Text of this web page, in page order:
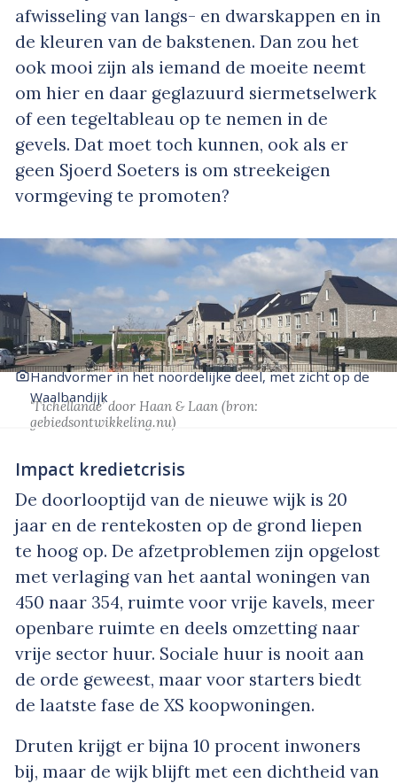
afwisseling van langs- en dwarskappen en in
de kleuren van de bakstenen. Dan zou het
ook mooi zijn als iemand de moeite neemt
om hier en daar geglazuurd siermetselwerk
of een tegeltableau op te nemen in de
gevels. Dat moet toch kunnen, ook als er
geen Sjoerd Soeters is om streekeigen
vormgeving te promoten?
Handvormer in het noordelijke deel, met zicht op de
Waalbandijk
‘Tichellande’door Haan & Laan (bron:
gebiedsontwikkeling.nu)
Impact kredietcrisis
De doorlooptijd van de nieuwe wijk is 20
jaar en de rentekosten op de grond liepen
te hoog op. De afzetproblemen zijn opgelost
met verlaging van het aantal woningen van
450 naar 354, ruimte voor vrije kavels, meer
openbare ruimte en deels omzetting naar
vrije sector huur. Sociale huur is nooit aan
de orde geweest, maar voor starters biedt
de laatste fase de XS koopwoningen.
Druten krijgt er bijna 10 procent inwoners
bij, maar de wijk blijft met een dichtheid van